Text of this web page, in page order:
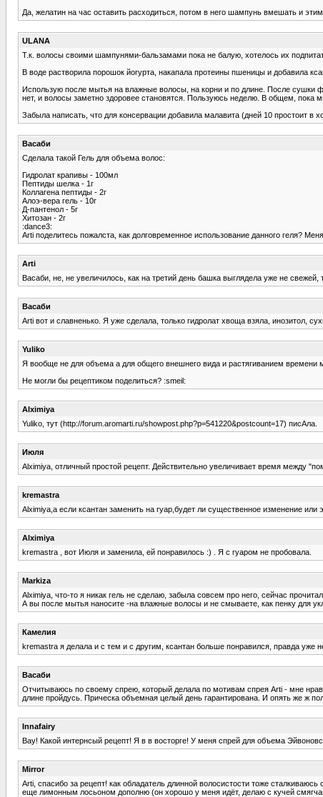
Да, желатин на час оставить расходиться, потом в него шампунь вмешать и
ULANA
Т.к. волосы своими шампунями-бальзамами пока не балую, хотелось их
В воде растворила порошок йогурта, накапала протеины пшеницы и добавила
Использую после мытья на влажные волосы, на корни и по длине. После сушки
нет, и волосы заметно здоровее становятся. Пользуюсь неделю. В общем, пока
Забыла написать, что для консервации добавила малавита (дней 10 простоит в
Васаби
Сделала такой Гель для объема волос:
Гидролат крапивы - 100мл
Пептиды шелка - 1г
Коллагена пептиды - 2г
Алоэ-вера гель - 10г
Д-пантенол - 5г
Хитозан - 2г
:dance3:
Arti поделитесь пожалста, как долговременное использование данного геля?
Arti
Васаби, не, не увеличилось, как на третий день башка выглядела уже не свежей,
Васаби
Arti вот и славненько. Я уже сделала, только гидролат хвоща взяла, инозитол,
Yuliko
Я вообще не для объема а для общего внешнего вида и растягиванием времени
Не могли бы рецептиком поделиться? :smeil:
Alximiya
Yuliko, тут (http://forum.aromarti.ru/showpost.php?p=541220&postcount=17) писАла.
Июля
Alximiya, отличный простой рецепт. Действительно увеличивает время между
kremastra
Alximiya,а если ксантан заменить на гуар,будет ли существенное изменение или
Alximiya
kremastra , вот Июля и заменила, ей понравилось :) . Я с гуаром не пробовала.
Markiza
Alximiya, что-то я никак гель не сделаю, забыла совсем про него, сейчас
А вы после мытья наносите -на влажные волосы и не смываете, как пенку для
Камелия
kremastra я делала и с тем и с другим, ксантан больше понравился, правда
Васаби
Отчитываюсь по своему спрею, который делала по мотивам спрея Arti - мне
длине пройдусь. Прическа объемная целый день гарантирована. И опять же ж
Innafairy
Вау! Какой интернсый рецепт! Я в в восторге! У меня спрей для объема
Mirror
Arti, спасибо за рецепт! как обладатель длинной волосистости тоже
еще лимонным лосьоном дополню (он хорошо у меня идёт, делаю с кучей